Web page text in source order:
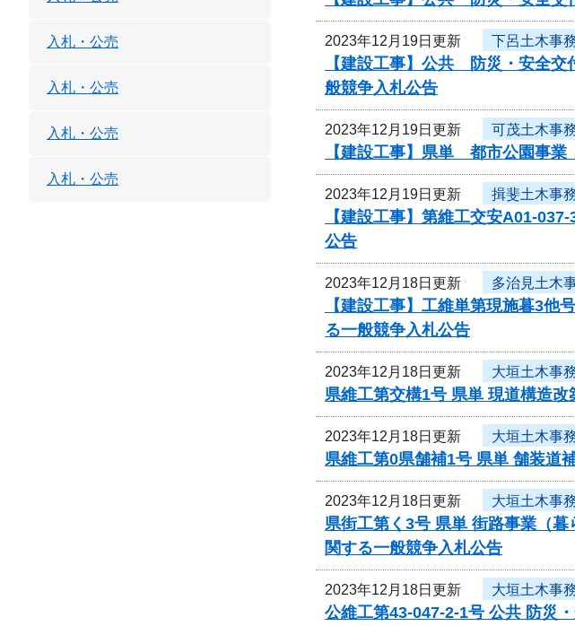
2023年12月19日更新 下呂土木事
【建設工事】公共 防災・安全交
般競争入札公告
2023年12月19日更新 可茂土木事
【建設工事】県単 都市公園事業
2023年12月19日更新 揖斐土木事
【建設工事】第維工交安A01-
公告
2023年12月18日更新 多治見土木
【建設工事】工維単第現施暮3
る一般競争入札公告
2023年12月18日更新 大垣土木事
県維工第交構1号 県単 現道構造
2023年12月18日更新 大垣土木事
県維工第0県舗補1号 県単 舗装道
2023年12月18日更新 大垣土木事
県街工第く3号 県単 街路事業（
関する一般競争入札公告
2023年12月18日更新 大垣土木事
公維工第43-047-2-1号 公共 防災
入札・公売
入札・公売
入札・公売
入札・公売